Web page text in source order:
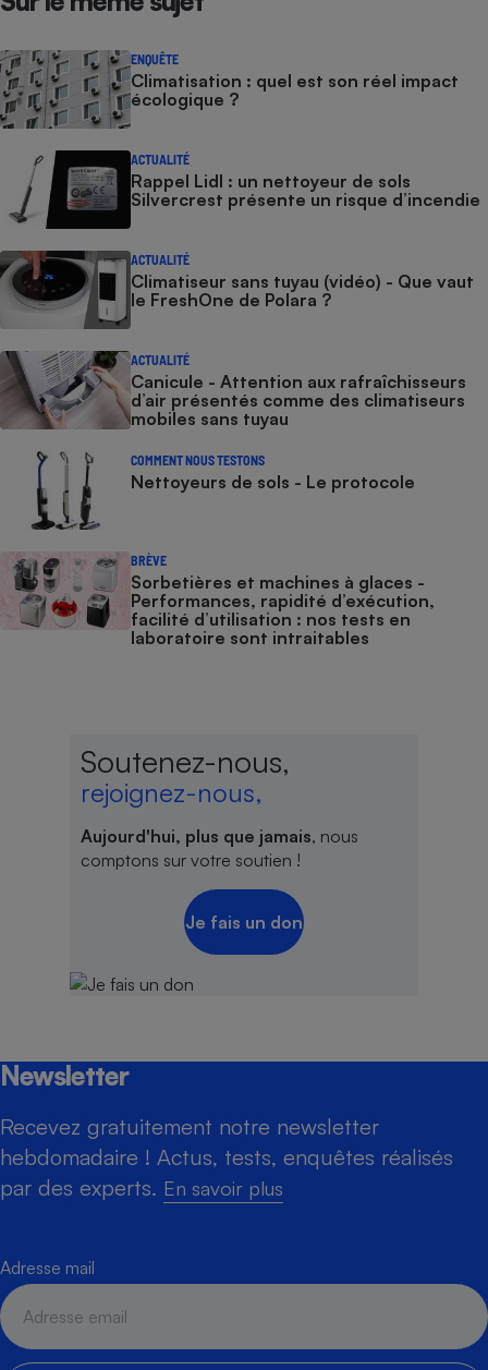
ENQUÊTE
Climatisation : quel est son réel impact
écologique ?
ACTUALITÉ
Rappel Lidl : un nettoyeur de sols
Silvercrest présente un risque d’incendie
ACTUALITÉ
Climatiseur sans tuyau (vidéo) - Que vaut
le FreshOne de Polara ?
ACTUALITÉ
Canicule - Attention aux rafraîchisseurs
d’air présentés comme des climatiseurs
mobiles sans tuyau
COMMENT NOUS TESTONS
Nettoyeurs de sols - Le protocole
BRÈVE
Sorbetières et machines à glaces​​​​​​ -
Performances, rapidité d’exécution,
facilité d’utilisation : nos tests en
laboratoire sont intraitables
Soutenez-nous,
rejoignez-nous,
Aujourd'hui, plus que jamais, nous
comptons sur votre soutien !
Je fais un don
Newsletter
Recevez gratuitement notre newsletter
hebdomadaire ! Actus, tests, enquêtes réalisés
par des experts. En savoir plus
Adresse mail